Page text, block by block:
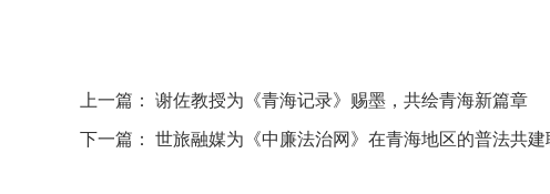
上一篇： 谢佐教授为《青海记录》赐墨，共绘青海新篇章
下一篇： 世旅融媒为《中廉法治网》在青海地区的普法共建